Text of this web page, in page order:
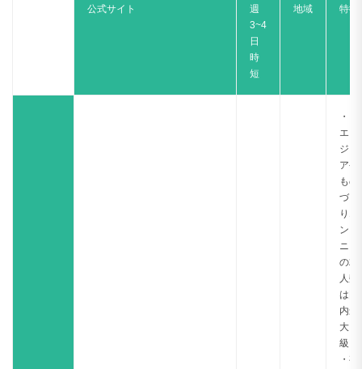
公式サイト
週
3~4
日
時
短
地域 特徴
・IT
エン
ジニ
アや
もの
づく
りエ
ンジ
ニア
の求
人数
は国
内最
大
級！
・有